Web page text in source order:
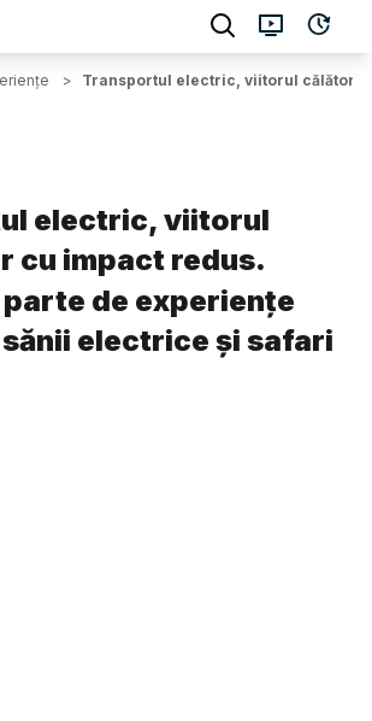
> Transportul electric, viitorul
electric, viitorul
cu impact redus.
de experiențe
electrice și safari